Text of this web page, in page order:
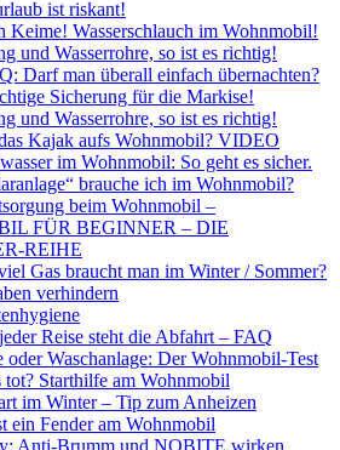
ist riskant!
Keime! Wasserschlauch im Wohnmobil!
und Wasserrohre, so ist es richtig!
Darf man überall einfach übernachten?
Sicherung für die Markise!
und Wasserrohre, so ist es richtig!
Kajak aufs Wohnmobil? VIDEO
im Wohnmobil: So geht es sicher.
brauche ich im Wohnmobil?
beim Wohnmobil –
FÜR BEGINNER – DIE
REIHE
Gas braucht man im Winter / Sommer?
verhindern
Reise steht die Abfahrt – FAQ
oder Waschanlage: Der Wohnmobil-Test
Starthilfe am Wohnmobil
im Winter – Tip zum Anheizen
ein Fender am Wohnmobil
Anti-Brumm und NOBITE wirken